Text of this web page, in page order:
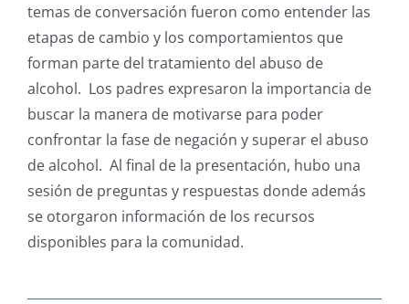
temas de conversación fueron como entender las
etapas de cambio y los comportamientos que
forman parte del tratamiento del abuso de
alcohol. Los padres expresaron la importancia de
buscar la manera de motivarse para poder
confrontar la fase de negación y superar el abuso
de alcohol. Al final de la presentación, hubo una
sesión de preguntas y respuestas donde además
se otorgaron información de los recursos
disponibles para la comunidad.